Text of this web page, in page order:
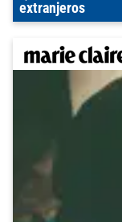
extranjeros